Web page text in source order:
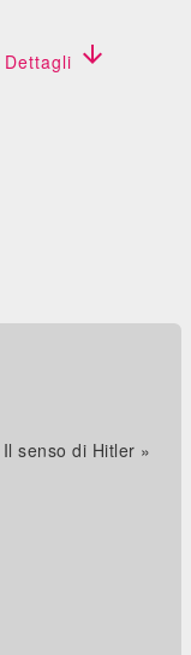
Dettagli 
senso di Hitler »